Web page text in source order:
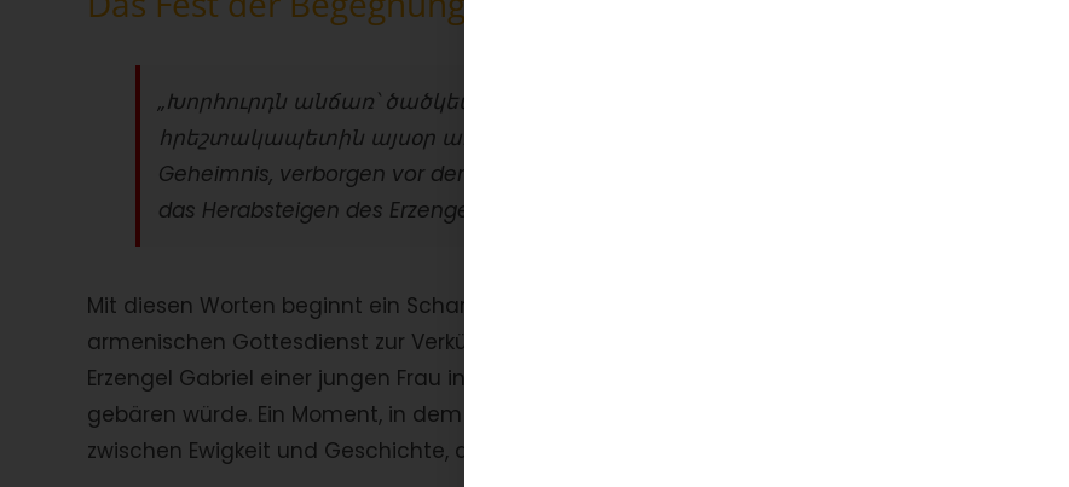
„Խորհուրդն անճառ՝ ծածկեալն յազգաց եւ յաւիտեանց, յայտնեցաւ իջմամբ
հրեշտակապետին այսօր առ Կոյսն Մարիամ…
Geheimnis, verborgen vor den Völkern und Zeitaltern, wurde heute offenbart durch
das Herabsteigen des Erzengels zur Jungfrau Maria…“
Mit diesen Worten beginnt ein Scharakan – einer jener liturgischen Gesänge, die im
armenischen Gottesdienst zur Verkündigung erklingen. Sie erzählen vom Augenblick, als der
Erzengel Gabriel einer jungen Frau in Nazareth erschien und ihr ankündigte, dass sie den Erlöser
gebären würde. Ein Moment, in dem die Grenzen zwischen Göttlichem und Menschlichem,
zwischen Ewigkeit und Geschichte, durchlässig wurden.